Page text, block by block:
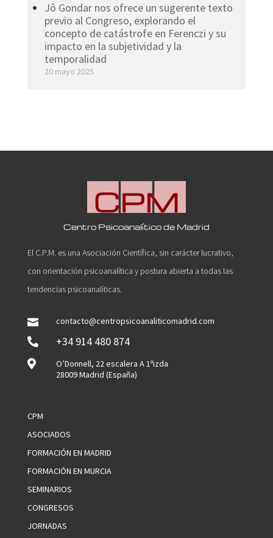
Jô Gondar nos ofrece un sugerente texto
previo al Congreso, explorando el
concepto de catástrofe en Ferenczi y su
impacto en la subjetividad y la
temporalidad
20 mayo 2025
Centro Psicoanalítico de Madrid
El C.P.M. es una Asociación Científica, sin carácter lucrativo,
con orientación psicoanalítica y postura abierta a todas las
tendencias psicoanalíticas.

contacto@centropsicoanaliticomadrid.com

+34 914 480 874

O’Donnell, 22 escalera A 1ºizda
28009 Madrid (España)
CPM
ASOCIADOS
FORMACIÓN EN MADRID
FORMACIÓN EN MURCIA
SEMINARIOS
CONGRESOS
JORNADAS